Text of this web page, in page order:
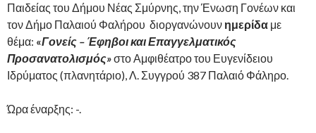
Παιδείας του Δήμου Νέας Σμύρνης, την Ένωση Γονέων και
τον Δήμο Παλαιού Φαλήρου διοργανώνουν ημερίδα με
θέμα: «Γονείς – Έφηβοι και Επαγγελματικός
Προσανατολισμός»στο Αμφιθέατρο του Ευγενίδειου
Ιδρύματος (πλανητάριο), Λ. Συγγρού 387 Παλαιό Φάληρο.
Ώρα έναρξης: -.